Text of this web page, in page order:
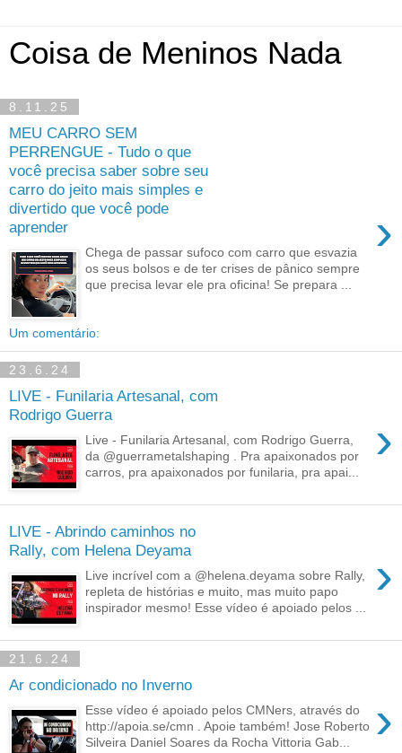
Coisa de Meninos Nada
8.11.25
MEU CARRO SEM
PERRENGUE - Tudo o que
você precisa saber sobre seu
carro do jeito mais simples e
divertido que você pode
aprender
›
Chega de passar sufoco com carro que esvazia
os seus bolsos e de ter crises de pânico sempre
que precisa levar ele pra oficina! Se prepara ...
Um comentário:
23.6.24
LIVE - Funilaria Artesanal, com
Rodrigo Guerra
›
Live - Funilaria Artesanal, com Rodrigo Guerra,
da @guerrametalshaping . Pra apaixonados por
carros, pra apaixonados por funilaria, pra apai...
LIVE - Abrindo caminhos no
Rally, com Helena Deyama
›
Live incrível com a @helena.deyama sobre Rally,
repleta de histórias e muito, mas muito papo
inspirador mesmo! Esse vídeo é apoiado pelos ...
21.6.24
Ar condicionado no Inverno
›
Esse vídeo é apoiado pelos CMNers, através do
http://apoia.se/cmn . Apoie também! Jose Roberto
Silveira Daniel Soares da Rocha Vittoria Gab...